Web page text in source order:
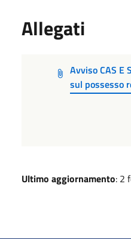
Allegati
Avviso CAS E
sul possesso
Ultimo aggiornamento: 2